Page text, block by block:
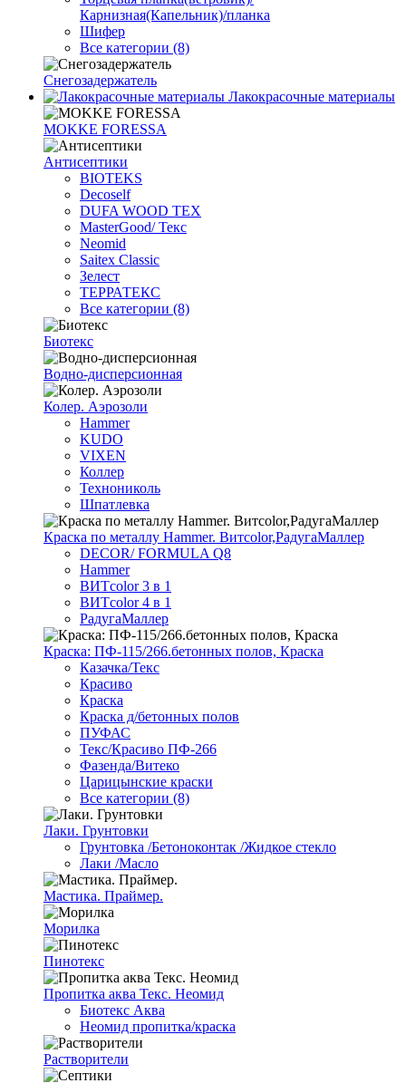
Карнизная(Капельник)/планка
Шифер
Все категории (8)
Снегозадержатель
Лакокрасочные материалы
MOKKE FORESSA
Антисептики
BIOTEKS
Decoself
DUFA WOOD TEX
MasterGood/ Текс
Neomid
Saitex Classic
Зелест
ТЕРРАТЕКС
Все категории (8)
Биотекс
Водно-дисперсионная
Колер. Аэрозоли
Hammer
KUDO
VIXEN
Коллер
Технониколь
Шпатлевка
Краска по металлу Hammer. Витcolor,РадугаМаллер
DECOR/ FORMULA Q8
Hammer
ВИТcolor 3 в 1
ВИТcolor 4 в 1
РадугаМаллер
Краска: ПФ-115/266.бетонных полов, Краска
Казачка/Текс
Красиво
Краска
Краска д/бетонных полов
ПУФАС
Текс/Красиво ПФ-266
Фазенда/Витеко
Царицынские краски
Все категории (8)
Лаки. Грунтовки
Грунтовка /Бетоноконтак /Жидкое стекло
Лаки /Масло
Мастика. Праймер.
Морилка
Пинотекс
Пропитка аква Текс. Неомид
Биотекс Аква
Неомид пропитка/краска
Растворители